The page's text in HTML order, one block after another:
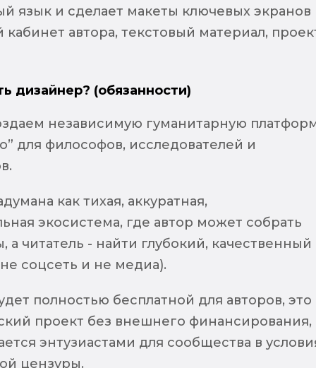
язык и сделает макеты ключевых экранов
кабинет автора, текстовый материал,
дизайнер? (обязанности)
независимую гуманитарную
для философов, исследователей и
как тихая, аккуратная,
экосистема, где автор может собрать
а читатель - найти глубокий, качественный
соцсеть и не медиа).
полностью бесплатной для авторов, это
проект без внешнего финансирования,
энтузиастами для сообщества в
цензуры.